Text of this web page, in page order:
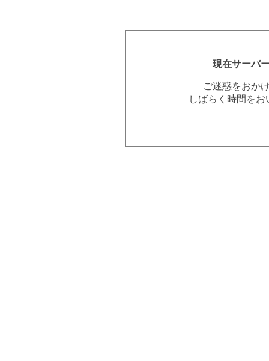
現在サーバ
ご迷惑をおか
しばらく時間を